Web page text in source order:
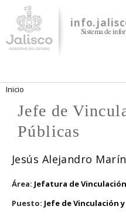
Sistema de
Se encuentra usted aquí
Inicio
Jefe de
Públicas
Jesús Alejandro Marín
Área: Jefatura de
Puesto: Jefe de Vinculación